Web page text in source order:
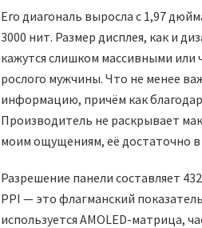
Его диагональ выросла с 1,97
3000 нит. Размер дисплея, как и
кажутся слишком массивными или
рослого мужчины. Что не менее
информацию, причём как
Производитель не раскрывает
моим ощущениям, её достаточно
Разрешение панели составляет
PPI — это флагманский
используется AMOLED-матрица,